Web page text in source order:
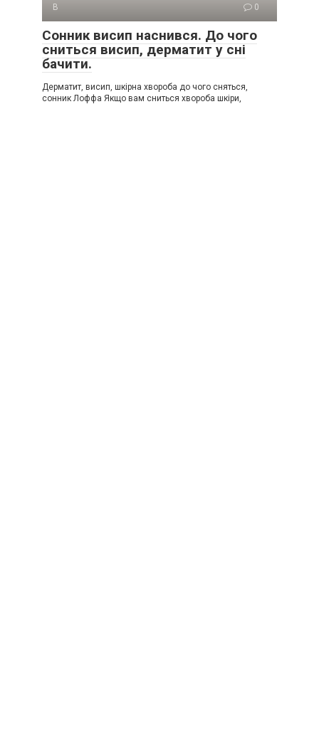
В 0
Сонник висип наснився. До чого
сниться висип, дерматит у сні
бачити.
Дерматит, висип, шкірна хвороба до чого сняться,
сонник Лоффа Якщо вам сниться хвороба шкіри,